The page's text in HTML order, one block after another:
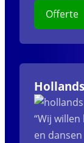
Offerte
“Wij
en